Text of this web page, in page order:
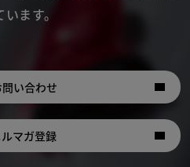
ます。
問い合わせ
ルマガ登録